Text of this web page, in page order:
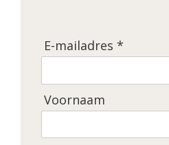
E-mailadres *
Voornaam